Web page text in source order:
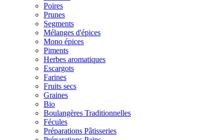
Poires
Prunes
Segments
Mélanges d'épices
Mono épices
Piments
Herbes aromatiques
Escargots
Farines
Fruits secs
Graines
Bio
Boulangères Traditionnelles
Fécules
Préparations Pâtisseries